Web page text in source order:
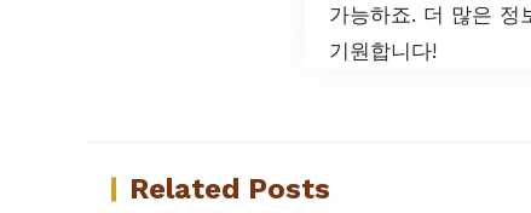
가능하죠. 더 많은 정
기원합니다!
Related Posts